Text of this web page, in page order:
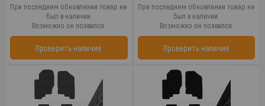
При последнем обновлении товар не
был в наличии.
Возможно он появился.
Проверить наличие
При последнем обновлении товар не
был в наличии.
Возможно он появился.
Проверить наличие